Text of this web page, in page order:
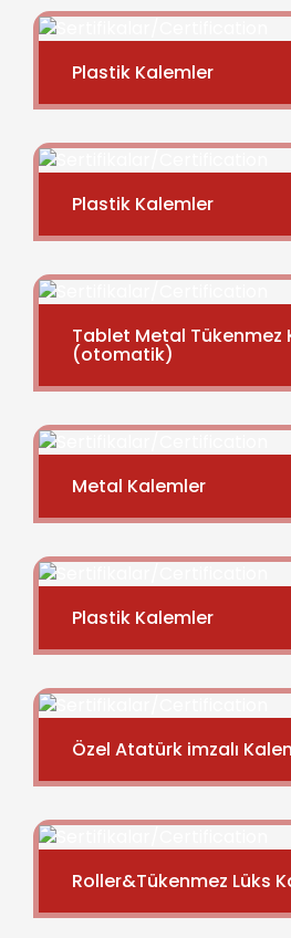
Plastik Kalemler
Plastik Kalemler
Tablet Metal Tükenmez
(otomatik)
Metal Kalemler
Plastik Kalemler
Özel Atatürk imzalı
Roller&Tükenmez Lüks